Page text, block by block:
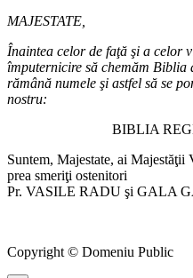
MAJESTATE,
Înaintea celor de faţă şi a celor
împuternicire să chemăm Biblia
rămână numele şi astfel să se
nostru:
BIBLIA
Suntem, Majestate, ai Majestăţii
prea smeriţi ostenitori
Pr. VASILE RADU şi GALA
Copyright © Domeniu Public